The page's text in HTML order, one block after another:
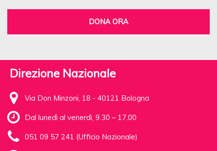
DONA ORA
Direzione Nazionale
Via Don Minzoni, 18 - 40121 Bologna
Dal lunedì al venerdì, 9.30 – 17.00
051 09 57 241 (Ufficio Nazionale)